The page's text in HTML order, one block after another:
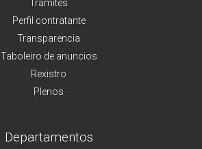
Trámites
Perfil contratante
Transparencia
Taboleiro de anuncios
Rexistro
Plenos
Departamentos